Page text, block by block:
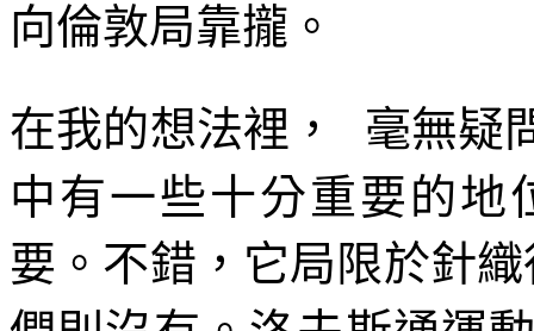
向倫敦局靠攏。
在我的想法裡，
毫無疑
中有一些十分重要的地
要。不錯，它局限於針